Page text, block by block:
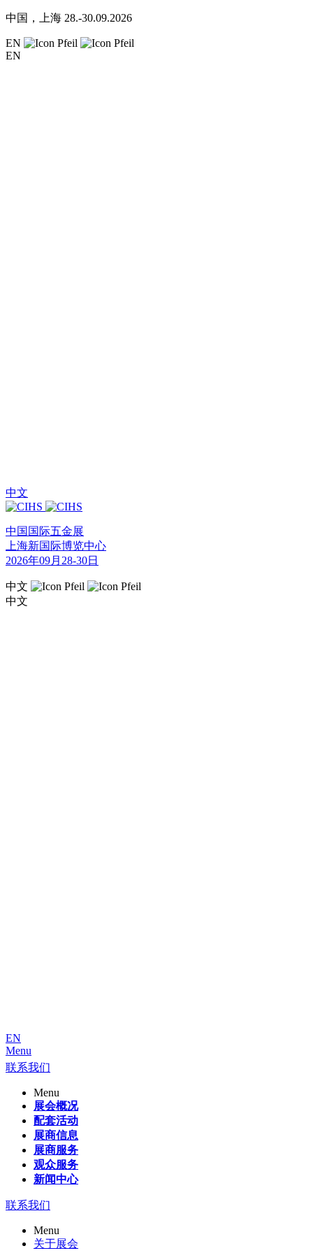
中国，上海 28.-30.09.2026
EN
EN
中文
中国国际五金展
上海新国际博览中心
2026年09月28-30日
中文
中文
EN
Menu
联系我们
Menu
展会概况
配套活动
展商信息
展商服务
观众服务
新闻中心
联系我们
Menu
关于展会